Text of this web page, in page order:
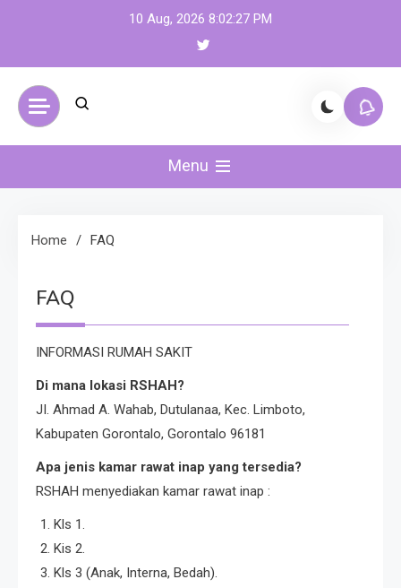
10 Aug, 2026 8:02:27 PM
Menu
Home FAQ
FAQ
INFORMASI RUMAH SAKIT
Di mana lokasi RSHAH?
JI. Ahmad A. Wahab, Dutulanaa, Kec. Limboto,
Kabupaten Gorontalo, Gorontalo 96181
Apa jenis kamar rawat inap yang tersedia?
RSHAH menyediakan kamar rawat inap :
Kls 1.
Kis 2.
Kls 3 (Anak, Interna, Bedah).